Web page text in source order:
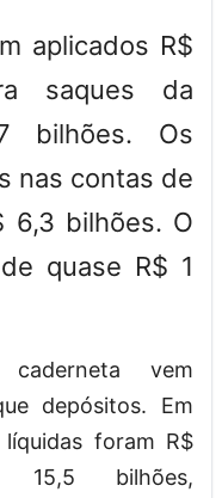
aplicados R$
saques da
bilhões. Os
nas contas de
6,3 bilhões. O
quase R$ 1
vem
depósitos. Em
foram R$
bilhões,